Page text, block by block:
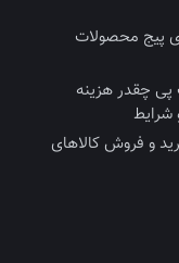
پیج محصولات
پی چقدر هزینه
شرایط
و فروش کالاهای